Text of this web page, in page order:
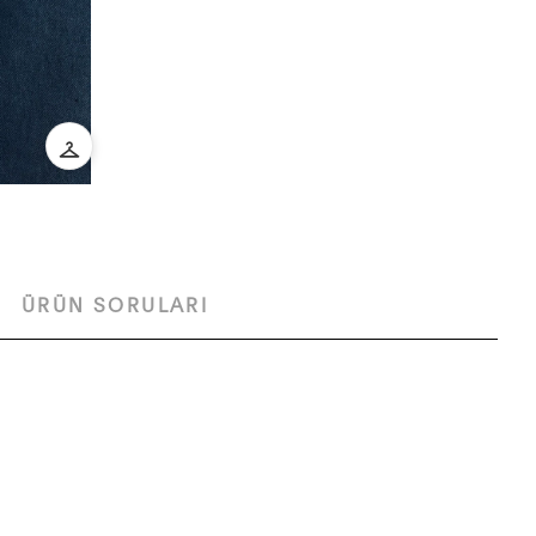
ÜRÜN SORULARI